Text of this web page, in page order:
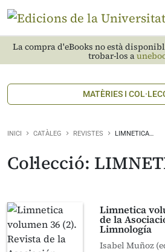
La compra d'eBooks no està
trobar-los a
MATÈRIES I
INICI CATÀLEG REVISTES LIMNETICA…
Col·lecció:
Limnetica
de la
Limnología
Isabel Muñoz